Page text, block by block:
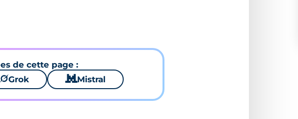
de cette page :
🪐Grok 🐱 Mistral